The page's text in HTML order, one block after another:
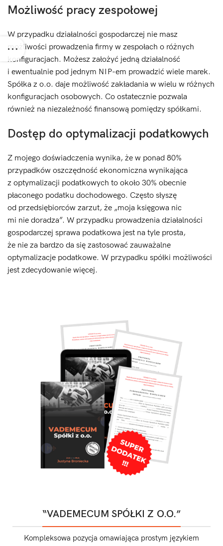
Możliwość pracy zespołowej
W przypadku działalności gospodarczej nie masz
możliwości prowadzenia firmy w zespołach o różnych
konfiguracjach. Możesz założyć jedną działalność
i ewentualnie pod jednym NIP-em prowadzić wiele marek.
Spółka z o.o. daje możliwość zakładania w wielu w różnych
konfiguracjach osobowych. Co ostatecznie pozwala
również na niezależność finansową pomiędzy spółkami.
Dostęp do optymalizacji podatkowych
Z mojego doświadczenia wynika, że w ponad 80%
przypadków oszczędność ekonomiczna wynikająca
z optymalizacji podatkowych to około 30% obecnie
płaconego podatku dochodowego. Często słyszę
od przedsiębiorców zarzut, że „moja księgowa nic
mi nie doradza”. W przypadku prowadzenia działalności
gospodarczej sprawa podatkowa jest na tyle prosta,
że nie za bardzo da się zastosować zauważalne
optymalizacje podatkowe. W przypadku spółki możliwości
jest zdecydowanie więcej.
“VADEMECUM SPÓŁKI Z O.O.”
Kompleksowa pozycja omawiająca prostym językiem